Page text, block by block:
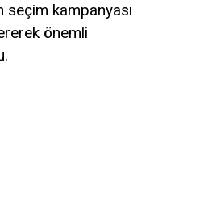
seçim kampanyası
önemli